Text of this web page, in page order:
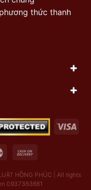
thức thanh
HỒNG PHÚC | All rights
0937353661